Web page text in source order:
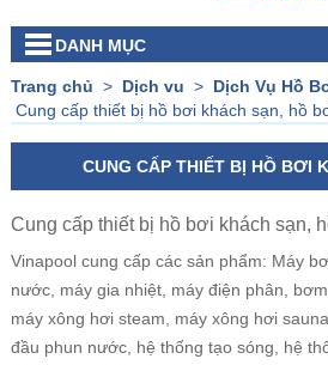
DANH MỤC
Trang chủ > Dịch vu > Dịch Vụ Hồ
Cung cấp thiết bị hồ bơi khách sạn, hồ
CUNG CẤP THIẾT BỊ HỒ BƠI
RESORT
Cung cấp thiết bị hồ bơi khách sạn,
Vinapool cung cấp các sản phẩm: Máy
nước, máy gia nhiệt, máy điện phân,
máy xông hơi steam, máy xông hơi
đầu phun nước, hệ thống tạo sóng, hệ